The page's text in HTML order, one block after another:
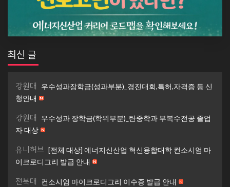
최신 글
강원대
우수성과장학금(성과부분)_경진대회,특허,자격증 등 신
청안내
강원대
우수성과 장학금(학위부분)_탄중학과 부복수전공 졸업
자 대상
유니허브 [전체 대상] 에너지신산업 혁신융합대학 컨소시엄 마
이크로디그리 발급 안내
전북대 컨소시엄 마이크로디그리 이수증 발급 안내